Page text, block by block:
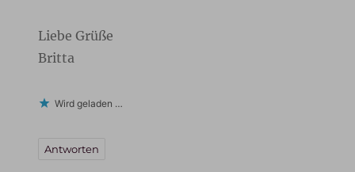
Liebe Grüße
Britta
Wird geladen …
Antworten